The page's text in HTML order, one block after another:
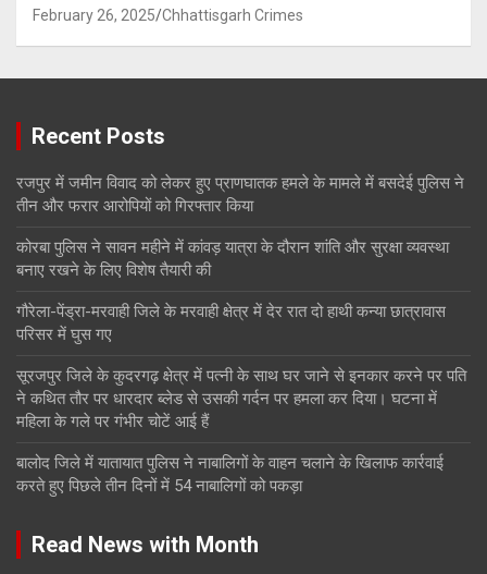
February 26, 2025 Chhattisgarh Crimes
Recent Posts
रजपुर में जमीन विवाद को लेकर हुए प्राणघातक हमले के मामले में बसदेई पुलिस ने
तीन और फरार आरोपियों को गिरफ्तार किया
कोरबा पुलिस ने सावन महीने में कांवड़ यात्रा के दौरान शांति और सुरक्षा व्यवस्था
बनाए रखने के लिए विशेष तैयारी की
गौरेला-पेंड्रा-मरवाही जिले के मरवाही क्षेत्र में देर रात दो हाथी कन्या छात्रावास
परिसर में घुस गए
सूरजपुर जिले के कुदरगढ़ क्षेत्र में पत्नी के साथ घर जाने से इनकार करने पर पति
ने कथित तौर पर धारदार ब्लेड से उसकी गर्दन पर हमला कर दिया। घटना में
महिला के गले पर गंभीर चोटें आई हैं
बालोद जिले में यातायात पुलिस ने नाबालिगों के वाहन चलाने के खिलाफ कार्रवाई
करते हुए पिछले तीन दिनों में 54 नाबालिगों को पकड़ा
Read News with Month